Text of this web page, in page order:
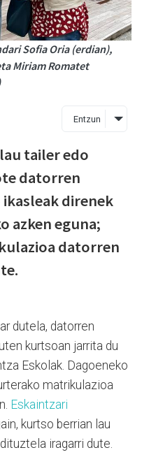
Sofia Oria (erdian),
Miriam Romatet
Entzun
tailer edo
datorren
direnek
azken eguna;
datorren
dutela, datorren
kurtsoan jarrita du
Eskolak. Dagoeneko
matrikulazioa
Eskaintzari
kurtso berrian lau
iragarri dute.